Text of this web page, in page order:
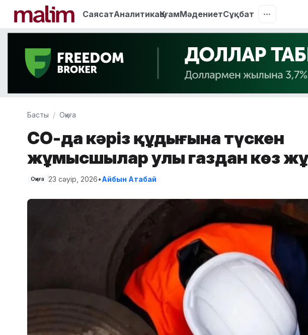
СаясатАналитикаҚоғамМәдениетСұқбат
Басты Оқиға
СҚО-да кәріз құдығына түскен
жұмысшылар улы газдан көз
Оқиға 23 сәуір, 2026•Айбын Атабай